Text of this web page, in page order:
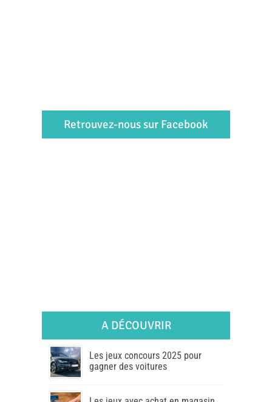
Retrouvez-nous sur Facebook
A DÉCOUVRIR
Les jeux concours 2025 pour
gagner des voitures